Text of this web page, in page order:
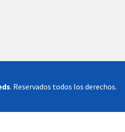
. Reservados todos los derechos.